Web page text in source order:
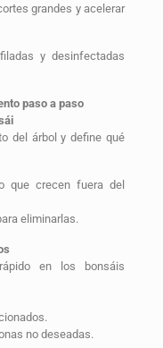
grandes y acelerar
y desinfectadas
paso a paso
del árbol y define qué
que crecen fuera del
eliminarlas.
en los bonsáis
no deseadas.